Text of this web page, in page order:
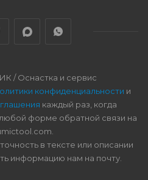
/ Оснастка и сервис
конфиденциальности и
каждый раз, когда
форме обратной связи на
в тексте или описании
информацию нам на почту.